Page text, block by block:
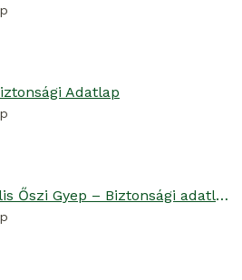
Adatlap
Genezis Speciális Őszi Gyep – Biztonsági adatlap